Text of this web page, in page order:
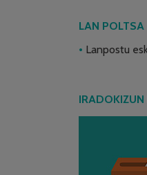
LAN POLTSA
Lanpostu